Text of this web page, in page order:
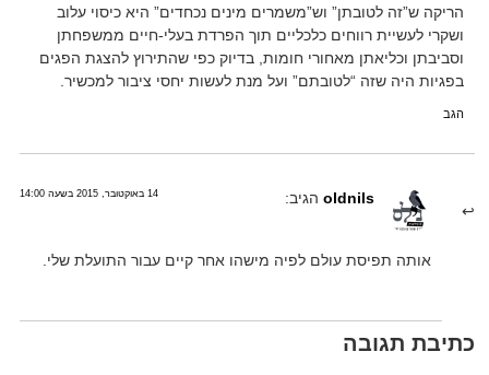
הריקה ש”זה לטובתן” וש”משמרים מינים נכחדים” היא כיסוי עלוב
ושקרי לעשיית רווחים כלכליים תוך הפרדת בעלי-חיים ממשפחתן
וסביבתן וכליאתן מאחורי חומות, בדיוק כפי שהתירוץ להצגת הפגים
בפגיות היה שזה “לטובתם” ועל מנת לעשות יחסי ציבור למכשיר.
הגב
oldnils הגיב: 14 באוקטובר, 2015 בשעה 14:00
אותה תפיסת עולם לפיה מישהו אחר קיים עבור התועלת שלי.
כתיבת תגובה